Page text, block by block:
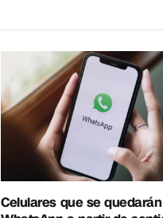
Celulares que se